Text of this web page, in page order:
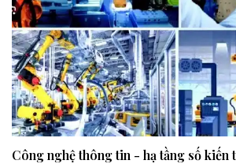
Công nghệ thông tin - hạ tầng số kiến